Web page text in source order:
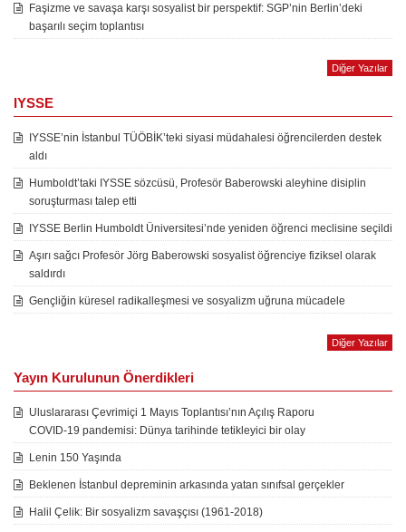
Faşizme ve savaşa karşı sosyalist bir perspektif: SGP’nin Berlin’deki
başarılı seçim toplantısı
Diğer Yazılar
IYSSE
IYSSE’nin İstanbul TÜÖBİK’teki siyasi müdahalesi öğrencilerden destek
aldı
Humboldt’taki IYSSE sözcüsü, Profesör Baberowski aleyhine disiplin
soruşturması talep etti
IYSSE Berlin Humboldt Üniversitesi’nde yeniden öğrenci meclisine seçildi
Aşırı sağcı Profesör Jörg Baberowski sosyalist öğrenciye fiziksel olarak
saldırdı
Gençliğin küresel radikalleşmesi ve sosyalizm uğruna mücadele
Diğer Yazılar
Yayın Kurulunun Önerdikleri
Uluslararası Çevrimiçi 1 Mayıs Toplantısı’nın Açılış Raporu
COVID-19 pandemisi: Dünya tarihinde tetikleyici bir olay
Lenin 150 Yaşında
Beklenen İstanbul depreminin arkasında yatan sınıfsal gerçekler
Halil Çelik: Bir sosyalizm savaşçısı (1961-2018)